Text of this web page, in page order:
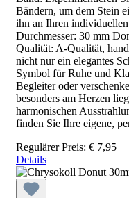
Bändern, um dem Stein
ihn an Ihren
Durchmesser: 30 mm
Qualität: A-Qualität,
nicht nur ein elegantes
Symbol für Ruhe und
Begleiter oder
besonders am Herzen
harmonischen
finden Sie Ihre eigene,
Regulärer Preis: € 7,95
Details